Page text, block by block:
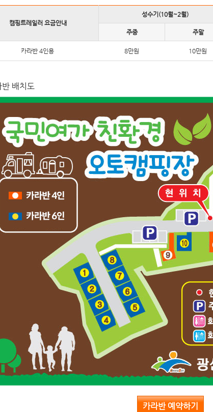
캠핑트레일러 요금안내
성수기(10월~2월)
주중 주말
카라반 4인용 8만원 10만원
반 배치도
카라반 예약하기